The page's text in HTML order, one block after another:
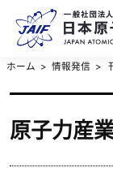
ホーム 情報発信
原子力産